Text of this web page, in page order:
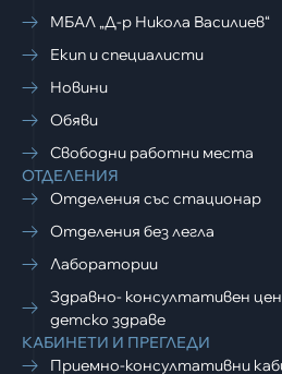
МБАЛ „Д-р Никола Василиев“
Екип и специалисти
Новини
Обяви
Свободни работни места
ОТДЕЛЕНИЯ
Отделения със стационар
Отделения без легла
Лаборатории
Здравно- консултативен
детско здраве
КАБИНЕТИ И ПРЕГЛЕДИ
Приемно-консултативни